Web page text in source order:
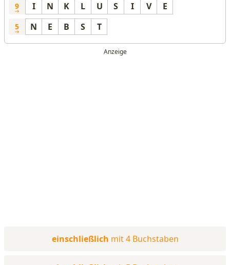
9 I N K L U S I V E
5 N E B S T
einschließlich mit 4 Buchstaben